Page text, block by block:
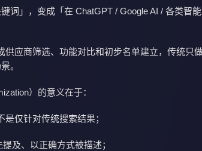
词」，变成「在 ChatGPT / Google AI / 各类智
供应商筛选、功能对比和初步名单建立，传统只
。
）的意义在于：
仅针对传统搜索结果；
及、以正确方式被描述；